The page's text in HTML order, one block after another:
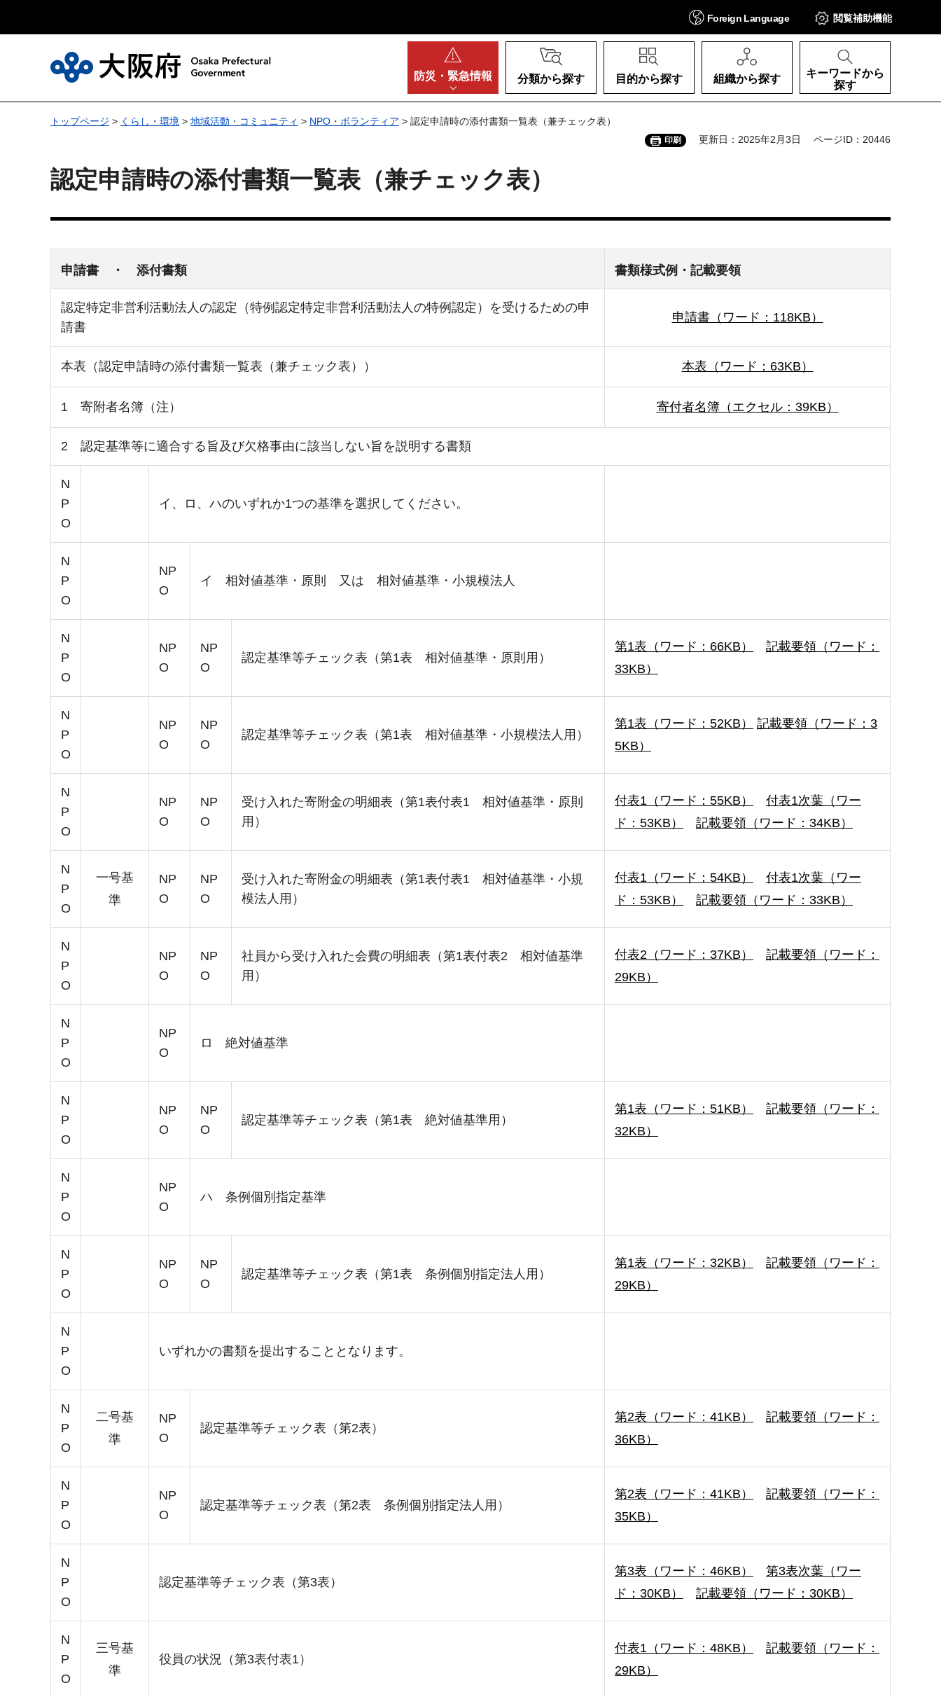
Foreign Language 閲覧補助機能
防災・ 緊急情報 分類から探す 目的から探す 組織から探す
キーワードから
探す
トップページ > くらし・環境 > 地域活動・コミュニティ > NPO・ボランティア > 認定申請時の添付書類一覧表（兼チェック表）
印刷 更新日：2025年2月3日 ページID：20446
認定申請時の添付書類一覧表（兼チェック表）
申請書 ・ 添付書類 書類様式例・記載要領
認定特定非営利活動法人の認定（特例認定特定非営利活動法人の特例認定）を受けるための申
請書
申請書（ワード：118KB）
本表（認定申請時の添付書類一覧表（兼チェック表）） 本表（ワード：63KB）
1 寄附者名簿（注） 寄付者名簿（エクセル：39KB）
2 認定基準等に適合する旨及び欠格事由に該当しない旨を説明する書類
N
P
O
イ、ロ、ハのいずれか1つの基準を選択してください。
N
P
O
NP
O
イ 相対値基準・原則 又は 相対値基準・小規模法人
N
P
O
NP
O
NP
O
認定基準等チェック表（第1表 相対値基準・原則用）
第1表（ワード：66KB）
記載要領（ワード：
33KB）
N
P
O
NP
O
NP
O
認定基準等チェック表（第1表 相対値基準・小規模法人用）
第1表（ワード：52KB）
記載要領（ワード：3
5KB）
N
P
O
NP
O
NP
O
受け入れた寄附金の明細表（第1表付表1 相対値基準・原則
用）
付表1（ワード：55KB）
付表1次葉（ワー
ド：53KB）
記載要領（ワード：34KB）
N
P
O
一号基
準
NP
O
NP
O
受け入れた寄附金の明細表（第1表付表1 相対値基準・小規
模法人用）
付表1（ワード：54KB）
付表1次葉（ワー
ド：53KB）
記載要領（ワード：33KB）
N
P
O
NP
O
NP
O
社員から受け入れた会費の明細表（第1表付表2 相対値基準
用）
付表2（ワード：37KB）
記載要領（ワード：
29KB）
N
P
O
NP
O
ロ 絶対値基準
N
P
O
NP
O
NP
O
認定基準等チェック表（第1表 絶対値基準用）
第1表（ワード：51KB）
記載要領（ワード：
32KB）
N
P
O
NP
O
ハ 条例個別指定基準
N
P
O
NP
O
NP
O
認定基準等チェック表（第1表 条例個別指定法人用）
第1表（ワード：32KB）
記載要領（ワード：
29KB）
N
P
O
いずれかの書類を提出することとなります。
N
P
O
二号基
準
NP
O
認定基準等チェック表（第2表）
第2表（ワード：41KB）
記載要領（ワード：
36KB）
N
P
O
NP
O
認定基準等チェック表（第2表 条例個別指定法人用）
第2表（ワード：41KB）
記載要領（ワード：
35KB）
N
P
O
認定基準等チェック表（第3表）
第3表（ワード：46KB）
第3表次葉（ワー
ド：30KB）
記載要領（ワード：30KB）
N
P
O
三号基
準
役員の状況（第3表付表1）
付表1（ワード：48KB）
記載要領（ワード：
29KB）